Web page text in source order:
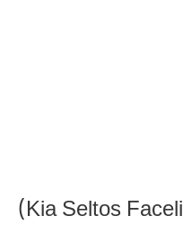
(Kia Seltos